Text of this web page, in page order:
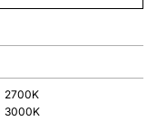
2700K
3000K